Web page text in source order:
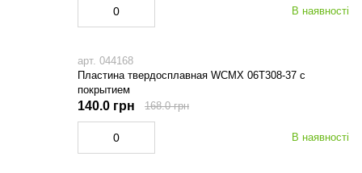
В наявності
арт. 044168
Пластина твердосплавная WCMX 06Т308-37 с
покрытием
В наявності
140.0 грн 168.0 грн